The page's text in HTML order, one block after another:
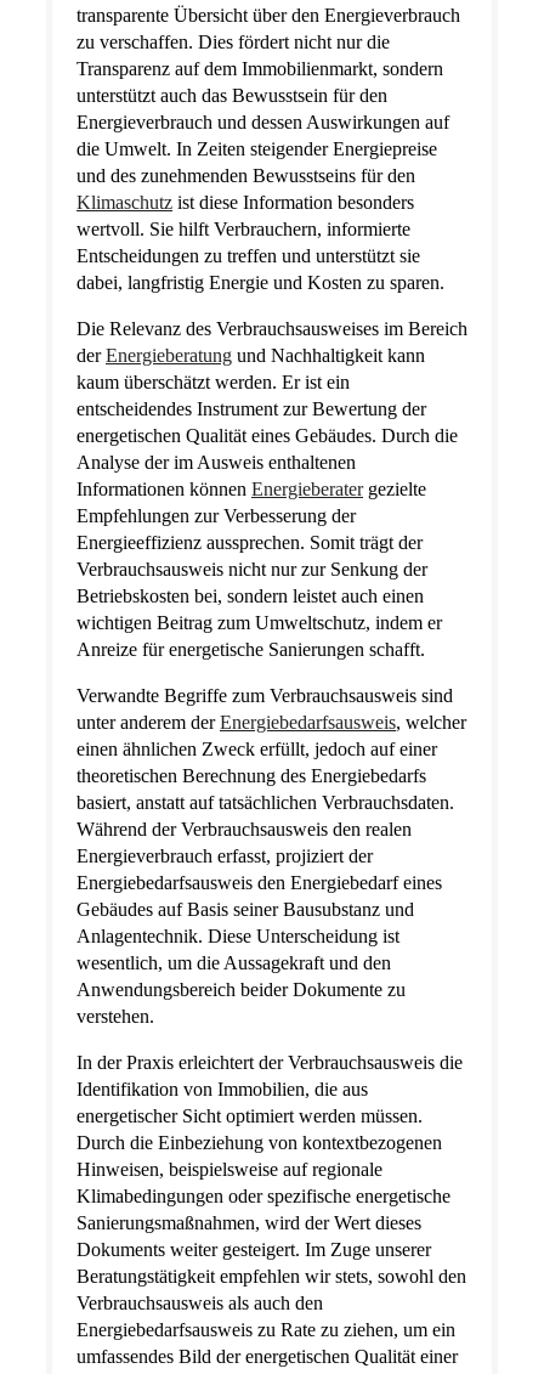
transparente Übersicht über den Energieverbrauch
zu verschaffen. Dies fördert nicht nur die
Transparenz auf dem Immobilienmarkt, sondern
unterstützt auch das Bewusstsein für den
Energieverbrauch und dessen Auswirkungen auf
die Umwelt. In Zeiten steigender Energiepreise
und des zunehmenden Bewusstseins für den
Klimaschutz ist diese Information besonders
wertvoll. Sie hilft Verbrauchern, informierte
Entscheidungen zu treffen und unterstützt sie
dabei, langfristig Energie und Kosten zu sparen.
Die Relevanz des Verbrauchsausweises im Bereich
derEnergieberatung und Nachhaltigkeit kann
kaum überschätzt werden. Er ist ein
entscheidendes Instrument zur Bewertung der
energetischen Qualität eines Gebäudes. Durch die
Analyse der im Ausweis enthaltenen
Informationen können Energieberatergezielte
Empfehlungen zur Verbesserung der
Energieeffizienz aussprechen. Somit trägt der
Verbrauchsausweis nicht nur zur Senkung der
Betriebskosten bei, sondern leistet auch einen
wichtigen Beitrag zum Umweltschutz, indem er
Anreize für energetische Sanierungen schafft.
Verwandte Begriffe zum Verbrauchsausweis sind
unter anderem derEnergiebedarfsausweis, welcher
einen ähnlichen Zweck erfüllt, jedoch auf einer
theoretischen Berechnung des Energiebedarfs
basiert, anstatt auf tatsächlichen Verbrauchsdaten.
Während der Verbrauchsausweis den realen
Energieverbrauch erfasst, projiziert der
Energiebedarfsausweis den Energiebedarf eines
Gebäudes auf Basis seiner Bausubstanz und
Anlagentechnik. Diese Unterscheidung ist
wesentlich, um die Aussagekraft und den
Anwendungsbereich beider Dokumente zu
verstehen.
In der Praxis erleichtert der Verbrauchsausweis die
Identifikation von Immobilien, die aus
energetischer Sicht optimiert werden müssen.
Durch die Einbeziehung von kontextbezogenen
Hinweisen, beispielsweise auf regionale
Klimabedingungen oder spezifische energetische
Sanierungsmaßnahmen, wird der Wert dieses
Dokuments weiter gesteigert. Im Zuge unserer
Beratungstätigkeit empfehlen wir stets, sowohl den
Verbrauchsausweis als auch den
Energiebedarfsausweis zu Rate zu ziehen, um ein
umfassendes Bild der energetischen Qualität einer